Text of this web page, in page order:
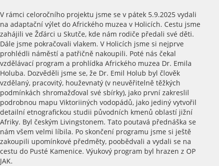
V rámci celoročního projektu jsme se v pátek 5.9.2025 vydali
na adaptační výlet do Afrického muzea v Holicích. Cestu jsme
zahájili ve Žďárci u Skutče, kde nám rodiče předali své děti.
Dále jsme pokračovali vlakem. V Holicích jsme si nejprve
prohlédli náměstí a patřičně nakoupili. Poté nás čekal
vzdělávací program a prohlídka Afrického muzea Dr. Emila
Holuba. Dozvěděli jsme se, že Dr. Emil Holub byl člověk
vzdělaný, pracovitý, houževnatý (v neuvěřitelně těžkých
podmínkách shromažďoval své sbírky), jako první zakreslil
podrobnou mapu Viktoriiných vodopádů, jako jediný vytvořil
detailní etnografickou studii původních kmenů oblastí jižní
Afriky. Byl českým Livingstonem. Tato poutavá přednáška se
nám všem velmi líbila. Po skončení programu jsme si ještě
zakoupili upomínkové předměty, poobědvali a vydali se na
cestu do Pusté Kamenice. Výukový program byl hrazen z OP
JAK.